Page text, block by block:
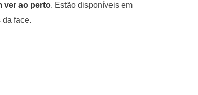
ver ao perto. Estão disponíveis em
face.